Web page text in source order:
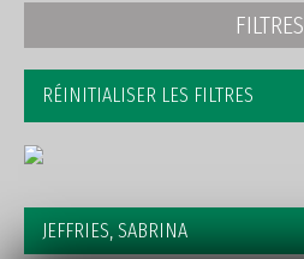
FILTRES
RÉINITIALISER LES FILTRES
JEFFRIES, SABRINA